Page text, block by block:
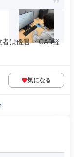
は優遇 ・CAD経
気になる